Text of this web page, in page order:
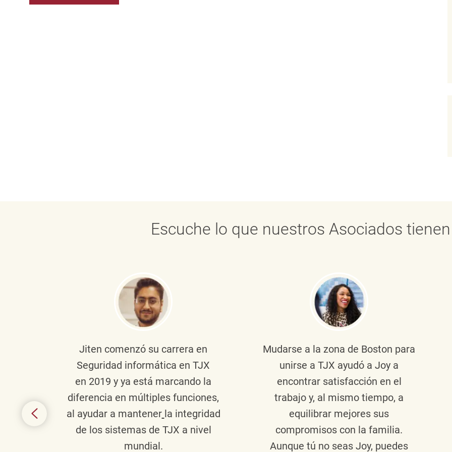
Escuche lo que nuestros Asociados
Jiten comenzó su carrera en
Seguridad informática en TJX
en 2019 y ya está marcando la
diferencia en múltiples funciones,
al ayudar a mantener la integridad
de los sistemas de TJX a nivel
mundial.
Mudarse a la zona de Boston para
unirse a TJX ayudó a Joy a
encontrar satisfacción en el
trabajo y, al mismo tiempo, a
equilibrar mejores sus
compromisos con la familia.
Aunque tú no seas Joy, puedes